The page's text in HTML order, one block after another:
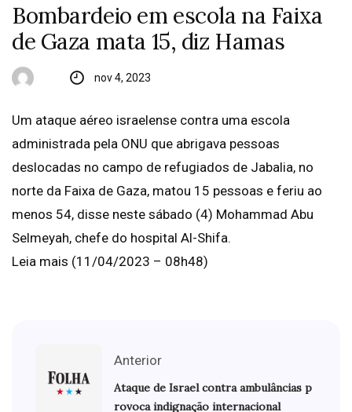
Bombardeio em escola na Faixa
de Gaza mata 15, diz Hamas
nov 4, 2023
Um ataque aéreo israelense contra uma escola
administrada pela ONU que abrigava pessoas
deslocadas no campo de refugiados de Jabalia, no
norte da Faixa de Gaza, matou 15 pessoas e feriu ao
menos 54, disse neste sábado (4) Mohammad Abu
Selmeyah, chefe do hospital Al-Shifa.
Leia mais (11/04/2023 – 08h48)
Anterior
Ataque de Israel contra ambulâncias p
rovoca indignação internacional